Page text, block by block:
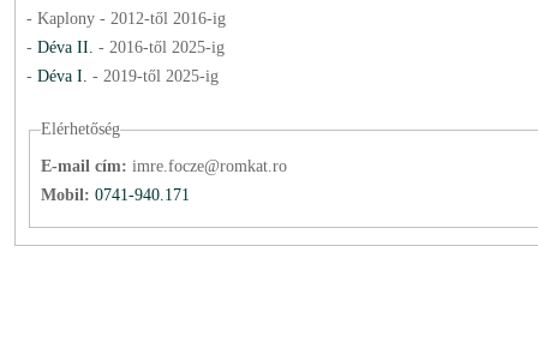
- Kaplony - 2012-től 2016-ig
- Déva II. - 2016-től 2025-ig
- Déva I. - 2019-től 2025-ig
Elérhetőség
E-mail cím: imre.focze@romkat.ro
Mobil: 0741-940.171